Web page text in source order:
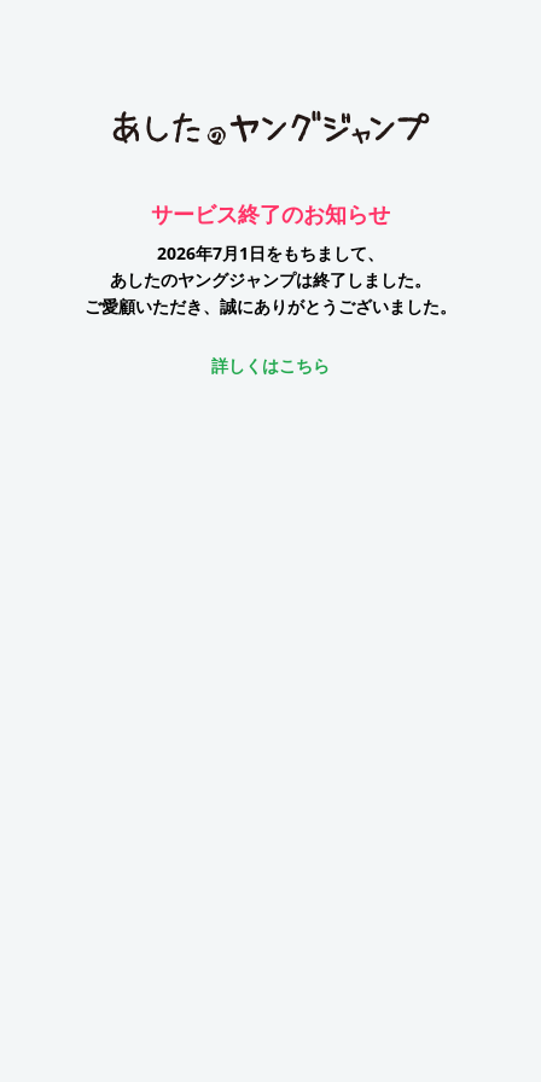
サービス終了のお知らせ
2026年7月1日をもちまして、
あしたのヤングジャンプは終了しました。
ご愛顧いただき、誠にありがとうございました。
詳しくはこちら